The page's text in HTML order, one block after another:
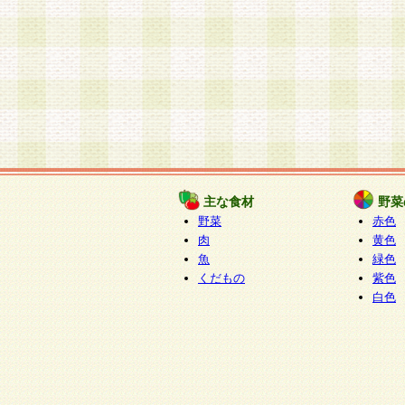
主な食材
野菜
肉
魚
くだもの
野
赤色
黄色
緑色
紫色
白色